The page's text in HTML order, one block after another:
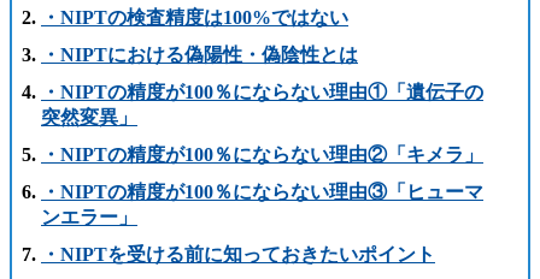
・NIPTの検査精度は100%ではない
・NIPTにおける偽陽性・偽陰性とは
・NIPTの精度が100％にならない理由①「遺伝子の
突然変異」
・NIPTの精度が100％にならない理由②「キメラ」
・NIPTの精度が100％にならない理由③「ヒューマ
ンエラー」
・NIPTを受ける前に知っておきたいポイント